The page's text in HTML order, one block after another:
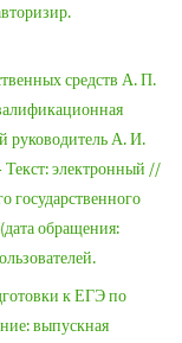
средств А. П.
руководитель А. И.
Текст: электронный //
государственного
обращения:
к ЕГЭ по
выпускная